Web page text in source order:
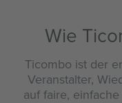
Wie
Ticombo ist der
Veranstalter,
auf faire,